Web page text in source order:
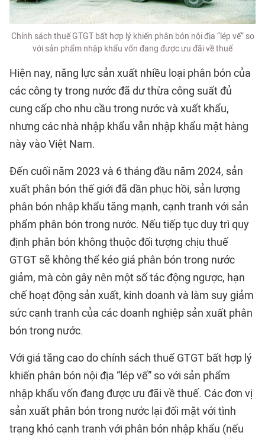
Chính sách thuế GTGT bất hợp lý khiến phân bón nội địa “lép vế” so
với sản phẩm nhập khẩu vốn đang được ưu đãi về thuế
Hiện nay, năng lực sản xuất nhiều loại phân bón của
các công ty trong nước đã dư thừa công suất đủ
cung cấp cho nhu cầu trong nước và xuất khẩu,
nhưng các nhà nhập khẩu vẫn nhập khẩu mặt hàng
này vào Việt Nam.
Đến cuối năm 2023 và 6 tháng đầu năm 2024, sản
xuất phân bón thế giới đã dần phục hồi, sản lượng
phân bón nhập khẩu tăng mạnh, cạnh tranh với sản
phẩm phân bón trong nước. Nếu tiếp tục duy trì quy
định phân bón không thuộc đối tượng chịu thuế
GTGT sẽ không thể kéo giá phân bón trong nước
giảm, mà còn gây nên một số tác động ngược, hạn
chế hoạt động sản xuất, kinh doanh và làm suy giảm
sức cạnh tranh của các doanh nghiệp sản xuất phân
bón trong nước.
Với giá tăng cao do chính sách thuế GTGT bất hợp lý
khiến phân bón nội địa “lép vế” so với sản phẩm
nhập khẩu vốn đang được ưu đãi về thuế. Các đơn vị
sản xuất phân bón trong nước lại đối mặt với tình
trạng khó cạnh tranh với phân bón nhập khẩu (nếu